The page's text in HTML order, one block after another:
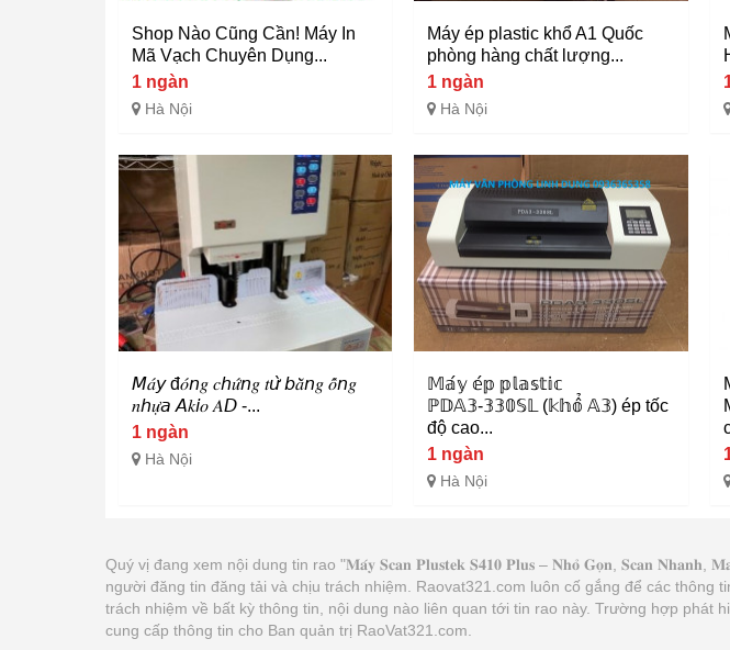
Shop Nào Cũng Cần! Máy In
Mã Vạch Chuyên Dụng...
1 ngàn
Hà Nội
Máy ép plastic khổ A1 Quốc
phòng hàng chất lượng...
1 ngàn
Hà Nội
𝘔𝑎́𝘺 đ𝑜́𝘯𝑔 𝑐𝘩𝑢̛́𝘯𝑔 𝑡𝘶̛̀ 𝘣𝑎̆̀𝘯𝑔 𝑜̂́𝘯𝑔
𝑛𝘩𝑢̛̣𝘢 𝘈𝑘𝘪𝑜 𝐴𝘋 -...
1 ngàn
Hà Nội
𝕄𝕒́𝕪 𝕖́𝕡 𝕡𝕝𝕒𝕤𝕥𝕚𝕔
ℙ𝔻𝔸𝟛-𝟛𝟛𝟘𝕊𝕃 (𝕜𝕙𝕠̂̉ 𝔸𝟛) ép tốc
độ cao...
1 ngàn
Hà Nội
Quý vị đang xem nội dung tin rao "𝐌𝐚́𝐲 𝐒𝐜𝐚𝐧 𝐏𝐥𝐮𝐬𝐭𝐞𝐤 𝐒𝟒𝟏𝟎 𝐏𝐥𝐮𝐬 – 𝐍𝐡𝐨̉ 𝐆𝐨̣𝐧, 𝐒𝐜𝐚𝐧 𝐍𝐡𝐚𝐧𝐡,
người đăng tin đăng tải và chịu trách nhiệm. Raovat321.com luôn cố gắng để các
trách nhiệm về bất kỳ thông tin, nội dung nào liên quan tới tin rao này. Trường hợp phát
cung cấp thông tin cho Ban quản trị RaoVat321.com.